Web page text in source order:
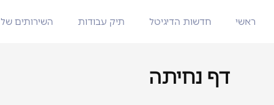
ראשי חדשות הדיגיטל תיק עבודות השירותים
דף נחיתה